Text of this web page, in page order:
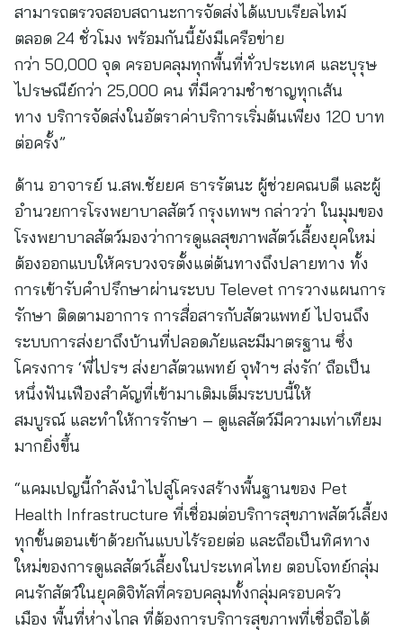
สามารถตรวจสอบสถานะการจัดส่งได้แบบเรียลไทม์
ตลอด 24 ชั่วโมง พร้อมกันนี้ยังมีเครือข่าย
กว่า 50,000 จุด ครอบคลุมทุกพื้นที่ทั่วประเทศ และบุรุษ
ไปรษณีย์กว่า 25,000 คน ที่มีความชำชาญทุกเส้น
ทาง บริการจัดส่งในอัตราค่าบริการเริ่มต้นเพียง 120 บาท
ต่อครั้ง”
ด้าน อาจารย์ น.สพ.ชัยยศ ธารรัตนะ ผู้ช่วยคณบดี และผู้
อำนวยการโรงพยาบาลสัตว์ กรุงเทพฯ กล่าวว่า ในมุมของ
โรงพยาบาลสัตว์มองว่าการดูแลสุขภาพสัตว์เลี้ยงยุคใหม่
ต้องออกแบบให้ครบวงจรตั้งแต่ต้นทางถึงปลายทาง ทั้ง
การเข้ารับคำปรึกษาผ่านระบบ Televet การวางแผนการ
รักษา ติดตามอาการ การสื่อสารกับสัตวแพทย์ ไปจนถึง
ระบบการส่งยาถึงบ้านที่ปลอดภัยและมีมาตรฐาน ซึ่ง
โครงการ ‘พี่ไปรฯ ส่งยาสัตวแพทย์ จุฬาฯ ส่งรัก’ ถือเป็น
หนึ่งฟันเฟืองสำคัญที่เข้ามาเติมเต็มระบบนี้ให้
สมบูรณ์ และทำให้การรักษา – ดูแลสัตว์มีความเท่าเทียม
มากยิ่งขึ้น
“แคมเปญนี้กำลังนำไปสู่โครงสร้างพื้นฐานของ Pet
Health Infrastructure ที่เชื่อมต่อบริการสุขภาพสัตว์เลี้ยง
ทุกขั้นตอนเข้าด้วยกันแบบไร้รอยต่อ และถือเป็นทิศทาง
ใหม่ของการดูแลสัตว์เลี้ยงในประเทศไทย ตอบโจทย์กลุ่ม
คนรักสัตว์ในยุคดิจิทัลที่ครอบคลุมทั้งกลุ่มครอบครัว
เมือง พื้นที่ห่างไกล ที่ต้องการบริการสุขภาพที่เชื่อถือได้